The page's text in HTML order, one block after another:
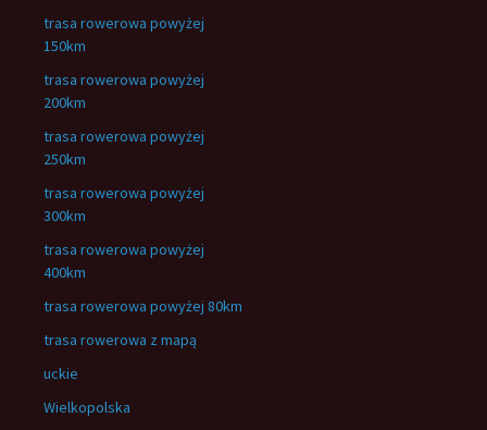
trasa rowerowa powyżej
150km
trasa rowerowa powyżej
200km
trasa rowerowa powyżej
250km
trasa rowerowa powyżej
300km
trasa rowerowa powyżej
400km
trasa rowerowa powyżej 80km
trasa rowerowa z mapą
uckie
Wielkopolska